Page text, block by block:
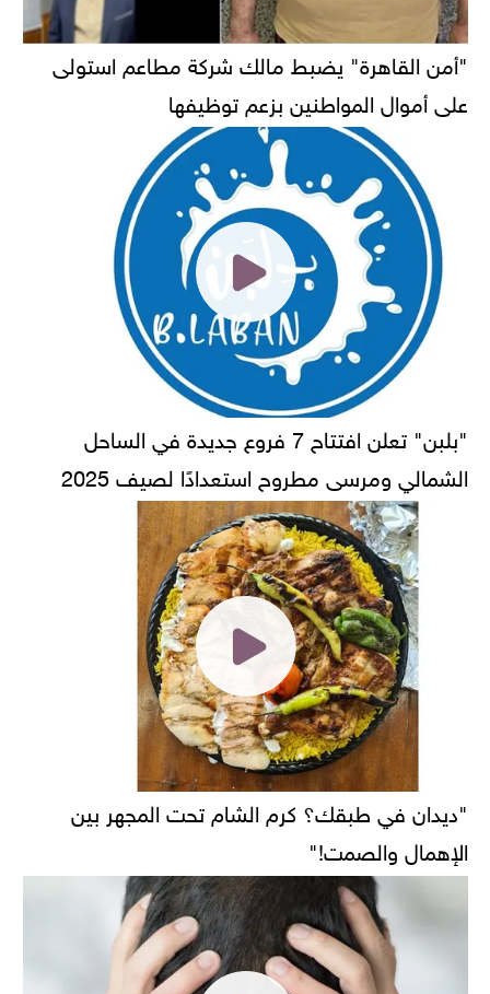
"أمن القاهرة" يضبط مالك شركة مطاعم استولى
على أموال المواطنين بزعم توظيفها
"بلبن" تعلن افتتاح 7 فروع جديدة في الساحل
الشمالي ومرسى مطروح استعدادًا لصيف 2025
"ديدان في طبقك؟ كرم الشام تحت المجهر بين
الإهمال والصمت!"